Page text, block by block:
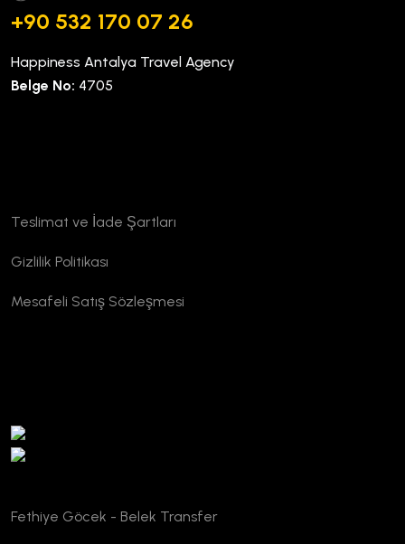
+90 532 170 07 26
Happiness Antalya Travel Agency
Belge No: 4705
Teslimat ve İade Şartları
Gizlilik Politikası
Mesafeli Satış Sözleşmesi
Fethiye Göcek - Belek Transfer